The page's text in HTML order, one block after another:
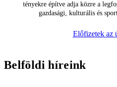
tényekre építve adja közre a
gazdasági, kulturális és
Előfizetek az
Belföldi híreink